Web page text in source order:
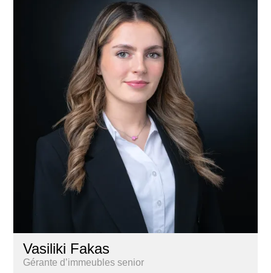
Vasiliki Fakas
Gérante d’immeubles senior